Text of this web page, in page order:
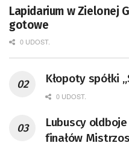
Lapidarium w Zielonej
gotowe
0 UDOST.
Kłopoty spółki
0 UDOST.
Lubuscy
finałów